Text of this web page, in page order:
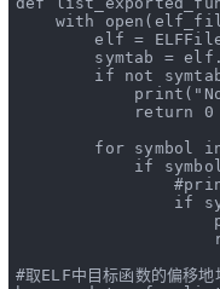
with
open
elf =
symtab =
if
not
print (
return
0
for symbol
if
if
#取ELF中目标函数的偏移地